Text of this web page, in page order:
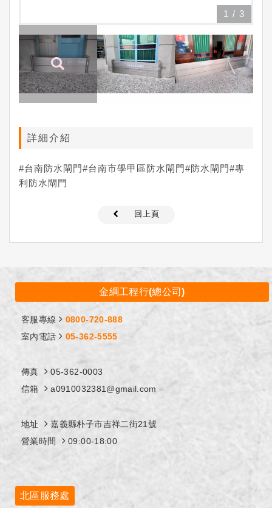
1 / 3
詳細介紹
#台南防水閘門#台南市學甲區防水閘門#防水閘門#專
利防水閘門
回上頁
金綱工程行(總公司)
客服專線
0800-720-888
室內電話
05-362-5555
傳真
05-362-0003
信箱
a0910032381@gmail.com
地址
嘉義縣朴子市吉祥二街21號
營業時間
09:00-18:00
北區服務處